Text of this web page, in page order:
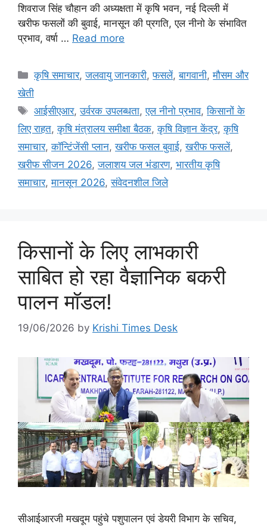
शिवराज सिंह चौहान की अध्यक्षता में कृषि भवन, नई दिल्ली में
खरीफ फसलों की बुवाई, मानसून की प्रगति, एल नीनो के संभावित
प्रभाव, वर्षा … Read more
कृषि समाचार,जलवायु जानकारी,फसलें,बागवानी,मौसम और
खेती
आईसीएआर,उर्वरक उपलब्धता,एल नीनो प्रभाव,किसानों के
लिए राहत,कृषि मंत्रालय समीक्षा बैठक,कृषि विज्ञान केंद्र,कृषि
समाचार,कॉन्टिंजेंसी प्लान,खरीफ फसल बुवाई,खरीफ फसलें,
खरीफ सीजन 2026,जलाशय जल भंडारण, भारतीय कृषि
समाचार,मानसून 2026,संवेदनशील जिले
किसानों के लिए लाभकारी
साबित हो रहा वैज्ञानिक बकरी
पालन मॉडल!
19/06/2026 by Krishi Times Desk
सीआईआरजी मखदूम पहुंचे पशुपालन एवं डेयरी विभाग के सचिव,